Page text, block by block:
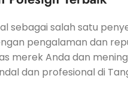
sebagai salah satu
pengalaman dan
merek Anda dan
dan profesional di